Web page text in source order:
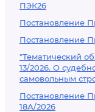
ПЭК26
Постановление
Постановление
"Тематический
13/2026. О
самовольным
Постановление
18А/2026